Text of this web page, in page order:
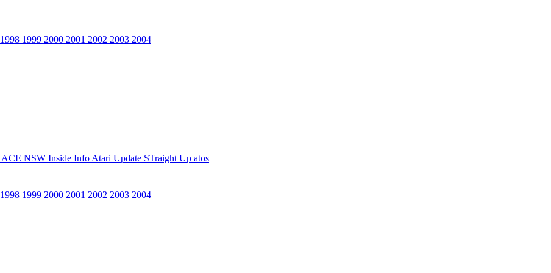
1998 1999 2000 2001 2002 2003 2004
ACE NSW Inside Info Atari Update STraight Up atos
1998 1999 2000 2001 2002 2003 2004